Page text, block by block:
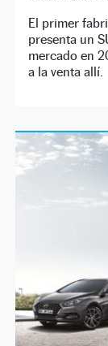
El primer
presenta un
mercado en
a la venta allí.